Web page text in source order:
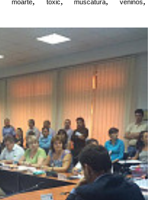
moarte toxic muscatura veninos